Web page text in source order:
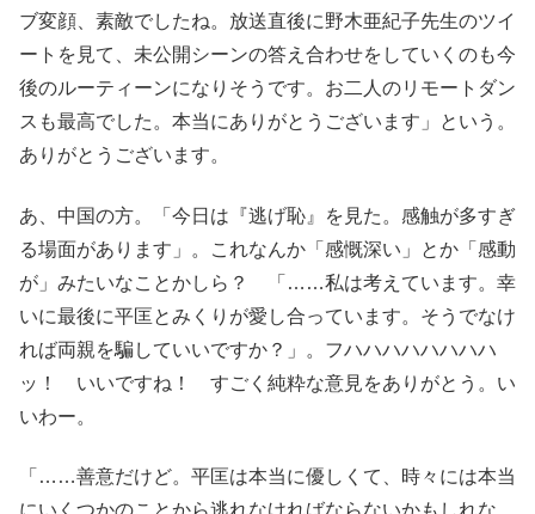
ブ変顔、素敵でしたね。放送直後に野木亜紀子先生のツイ
ートを見て、未公開シーンの答え合わせをしていくのも今
後のルーティーンになりそうです。お二人のリモートダン
スも最高でした。本当にありがとうございます」という。
ありがとうございます。
あ、中国の方。「今日は『逃げ恥』を見た。感触が多すぎ
る場面があります」。これなんか「感慨深い」とか「感動
が」みたいなことかしら？ 「……私は考えています。幸
いに最後に平匡とみくりが愛し合っています。そうでなけ
れば両親を騙していいですか？」。フハハハハハハハハ
ッ！ いいですね！ すごく純粋な意見をありがとう。い
いわー。
「……善意だけど。平匡は本当に優しくて、時々には本当